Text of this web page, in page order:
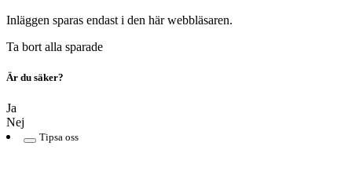
Inläggen sparas endast i den här webbläsaren.
Ta bort alla sparade
Är du säker?
Ja
Nej
Tipsa oss